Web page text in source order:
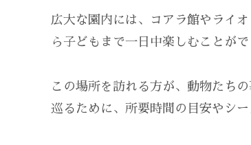
広大な園内には、コアラ館やライ
ら子どもまで一日中楽しむことが
この場所を訪れる方が、動物たち
巡るために、所要時間の目安やシ